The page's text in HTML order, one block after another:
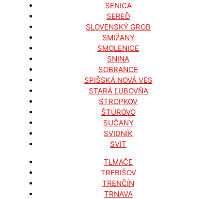
SENICA
SEREĎ
SLOVENSKÝ GROB
SMIŽANY
SMOLENICE
SNINA
SOBRANCE
SPIŠSKÁ NOVÁ VES
STARÁ ĽUBOVŇA
STROPKOV
ŠTÚROVO
SUČANY
SVIDNÍK
SVIT
TLMAČE
TREBIŠOV
TRENČÍN
TRNAVA